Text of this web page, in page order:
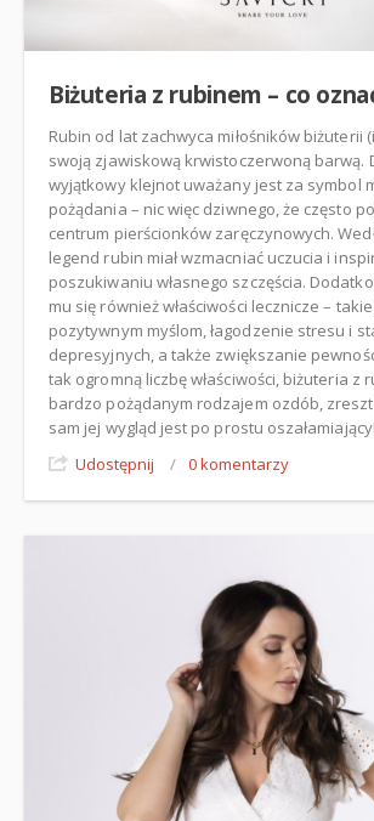
Biżuteria z rubinem – co
Rubin od lat zachwyca miłośników biżuterii
swoją zjawiskową krwistoczerwoną barwą.
wyjątkowy klejnot uważany jest za symbol
pożądania – nic więc dziwnego, że często
centrum pierścionków zaręczynowych.
legend rubin miał wzmacniać uczucia i
poszukiwaniu własnego szczęścia.
mu się również właściwości lecznicze –
pozytywnym myślom, łagodzenie stresu i
depresyjnych, a także zwiększanie
tak ogromną liczbę właściwości, biżuteria z
bardzo pożądanym rodzajem ozdób,
sam jej wygląd jest po prostu oszałamiający!
Udostępnij
/ 0 komentarzy